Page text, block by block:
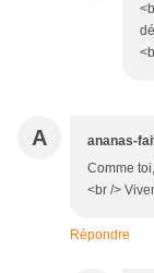
A ananas-
Comme
<br />
Répondre